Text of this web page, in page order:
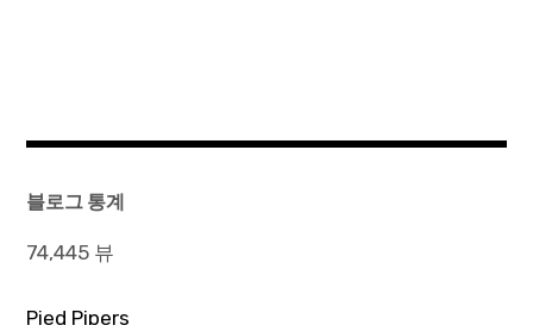
블로그 통계
74,445 뷰
Pied Pipers